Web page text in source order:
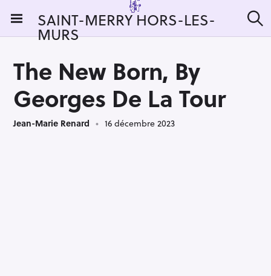
i
SAINT-MERRY HORS-LES-
MURS e
The New Born, By
Georges De La Tour
Jean-Marie Renard 16 décembre 2023